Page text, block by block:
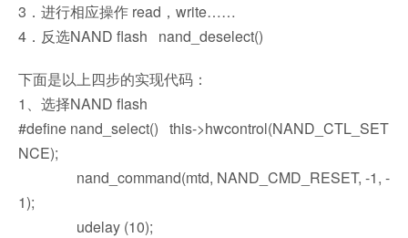
3．进行相应操作 read，write……
4．反选NAND flash nand_deselect()
下面是以上四步的实现代码：
1、选择NAND flash
#define nand_select() this->hwcontrol(NAND_CTL_SET
NCE);
nand_command(mtd, NAND_CMD_RESET, -1, -
1);
udelay (10);